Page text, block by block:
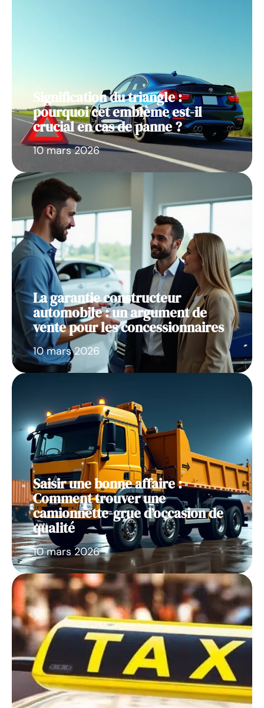
Signification du triangle :
pourquoi cet emblème est-il
crucial en cas de panne ?
10 mars 2026
La garantie constructeur
automobile : un argument de
vente pour les concessionnaires
10 mars 2026
Saisir une bonne affaire :
Comment trouver une
camionnette-grue d’occasion de
qualité
10 mars 2026